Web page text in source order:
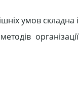
умов складна і
організації